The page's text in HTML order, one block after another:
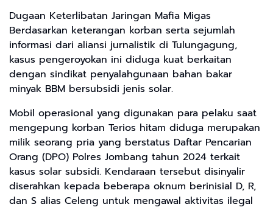
​Dugaan Keterlibatan Jaringan Mafia Migas
Berdasarkan keterangan korban serta sejumlah
informasi dari aliansi jurnalistik di Tulungagung,
kasus pengeroyokan ini diduga kuat berkaitan
dengan sindikat penyalahgunaan bahan bakar
minyak BBM bersubsidi jenis solar.
​Mobil operasional yang digunakan para pelaku saat
mengepung korban Terios hitam diduga merupakan
milik seorang pria yang berstatus Daftar Pencarian
Orang (DPO) Polres Jombang tahun 2024 terkait
kasus solar subsidi. Kendaraan tersebut disinyalir
diserahkan kepada beberapa oknum berinisial D, R,
dan S alias Celeng untuk mengawal aktivitas ilegal